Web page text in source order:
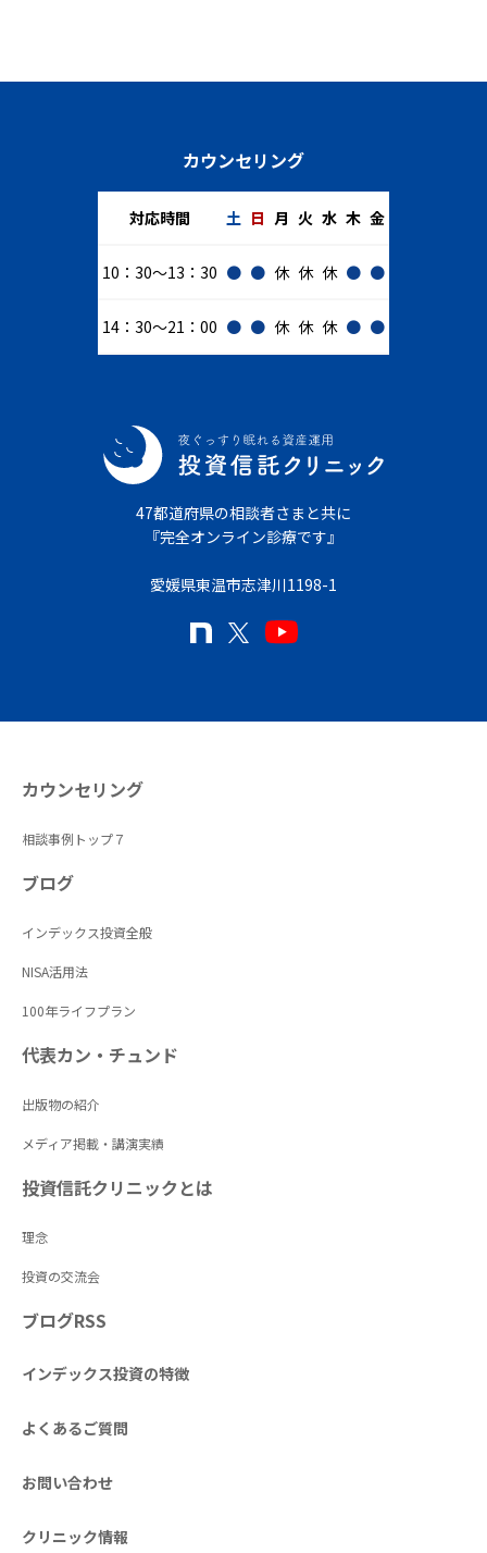
カウンセリング
対応時間 土 日 月 火 水 木 金
10：30～13：30 ● ● 休 休 休 ● ●
14：30～21：00 ● ● 休 休 休 ● ●
47都道府県の相談者さまと共に
『完全オンライン診療です』
愛媛県東温市志津川1198-1
カウンセリング
相談事例トップ７
ブログ
インデックス投資全般
NISA活用法
100年ライフプラン
代表カン・チュンド
出版物の紹介
メディア掲載・講演実績
投資信託クリニックとは
理念
投資の交流会
ブログRSS
インデックス投資の特徴
よくあるご質問
お問い合わせ
クリニック情報